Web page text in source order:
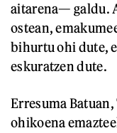
aitarena— galdu.
ostean,
bihurtu ohi dute,
eskuratzen dute.
Erresuma
ohikoena